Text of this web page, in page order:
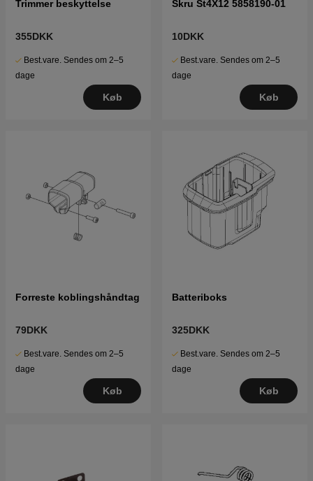
Trimmer beskyttelse
355DKK
Best.vare. Sendes om 2–5
dage
Køb
Skru St4X12 5858190-01
10DKK
Best.vare. Sendes om 2–5
dage
Køb
Forreste koblingshåndtag
79DKK
Best.vare. Sendes om 2–5
dage
Køb
Batteriboks
325DKK
Best.vare. Sendes om 2–5
dage
Køb